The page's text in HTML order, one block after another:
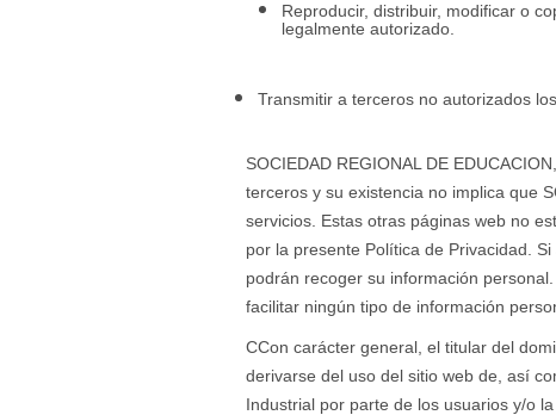
Reproducir, distribuir, modificar o
legalmente autorizado.
Transmitir a terceros no autorizados
SOCIEDAD REGIONAL DE
terceros y su existencia no implica que
servicios. Estas otras páginas web no
por la presente Política de Privacidad.
podrán recoger su información
facilitar ningún tipo de información
CCon carácter general, el titular del
derivarse del uso del sitio web de, así
Industrial por parte de los usuarios y/o